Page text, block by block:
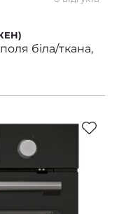
біла/ткана,